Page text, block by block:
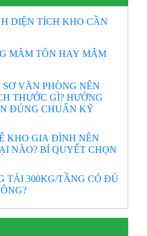
DIỆN TÍCH KHO CẦN
MÂM TÔN HAY MÂM
VĂN PHÒNG NÊN
THƯỚC GÌ? HƯỚNG
ĐÚNG CHUẨN KỸ
KHO GIA ĐÌNH NÊN
NÀO? BÍ QUYẾT CHỌN
TẢI 300KG/TẦNG CÓ ĐỦ